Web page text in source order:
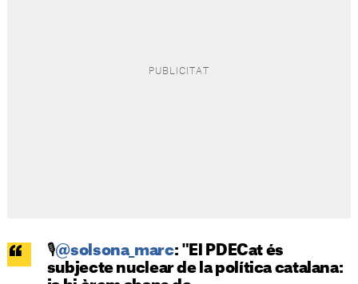
🎙️@solsona_marc: "El PDECat és
subjecte nuclear de la política catalana: